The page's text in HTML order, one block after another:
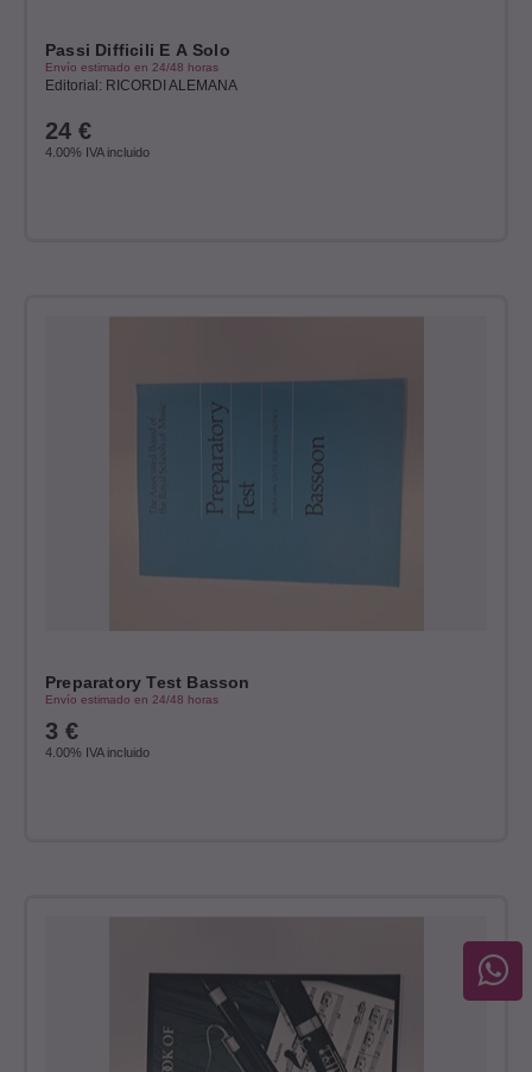
Passi Difficili E A Solo
Envío estimado en 24/48 horas
Editorial: RICORDI ALEMANA
24 €
4.00% IVA incluido
Preparatory Test Basson
Envío estimado en 24/48 horas
3 €
4.00% IVA incluido